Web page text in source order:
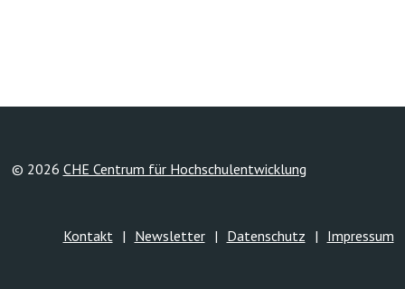
© 2026 CHE Centrum für Hochschulentwicklung
Kontakt Newsletter Datenschutz Impressum